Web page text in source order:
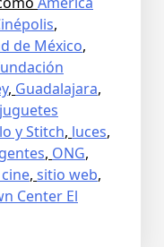
,
de México,
, Guadalajara,
juguetes
y Stitch, luces,
, ONG,
, sitio web,
Center El